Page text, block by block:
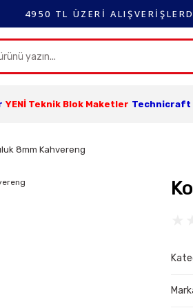
4950 TL ÜZERİ
YENİ Teknik Blok Maketler Technicraft
8mm Kahvereng